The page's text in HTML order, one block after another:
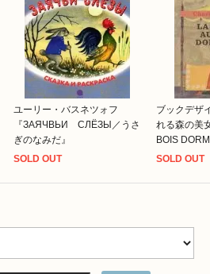
ユーリー・バスネツォフ
『ЗАЯЧВЬИ СЛЁЗЫ／うさ
ぎのなみだ』
SOLD OUT
ブックデザ
れる森の美
BOIS
SOLD OUT